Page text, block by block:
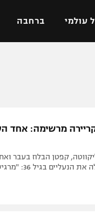
עולמי ברחבה
ישראל
ליגה
מרשימה: אחד
קפטן הבלוז בעבר
36: "מרגיש שהגיע הזמן לפתוח פרק חדש"